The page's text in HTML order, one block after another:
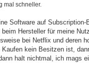
mal schneller.
Software auf Subscription-
Hersteller für meine
bei Netflix und deren
kein Besitzen ist,
halt nichtmal, ich mags